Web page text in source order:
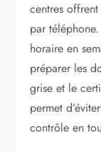
centres
par
horaire en
préparer les
grise et le
permet
contrôle en